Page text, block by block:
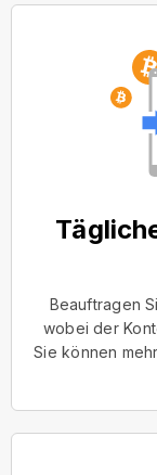
Beauftragen
wobei der
Sie können